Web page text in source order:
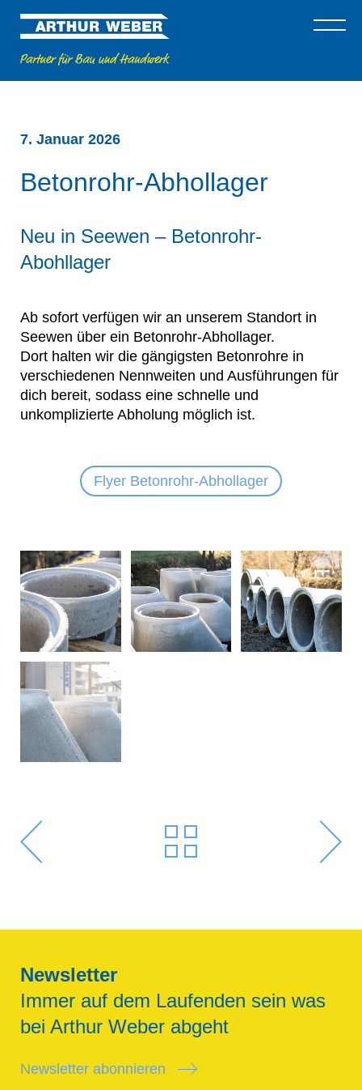
7. Januar 2026
Betonrohr-Abhollager
Neu in Seewen – Betonrohr-
Abohllager
Ab sofort verfügen wir an unserem Standort in
Seewen über ein Betonrohr-Abhollager.
Dort halten wir die gängigsten Betonrohre in
verschiedenen Nennweiten und Ausführungen für
dich bereit, sodass eine schnelle und
unkomplizierte Abholung möglich ist.
Flyer Betonrohr-Abhollager
Newsletter
Immer auf dem Laufenden sein was
bei Arthur Weber abgeht
Newsletter abonnieren